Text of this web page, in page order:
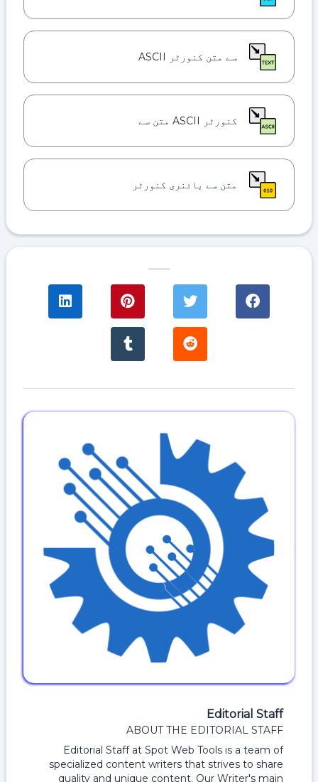
سے متن کنورٹر ASCII
کنورٹر ASCII متن سے
متن سے بائنری کنورٹر
Editorial Staff
ABOUT THE EDITORIAL STAFF
Editorial Staff at Spot Web Tools is a team of
specialized content writers that strives to share
quality and unique content. Our Writer's main